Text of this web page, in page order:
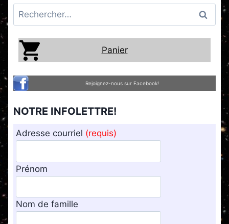
Rechercher :
Panier
Rejoignez-nous sur Facebook!
NOTRE INFOLETTRE!
Adresse courriel (requis)
Prénom
Nom de famille